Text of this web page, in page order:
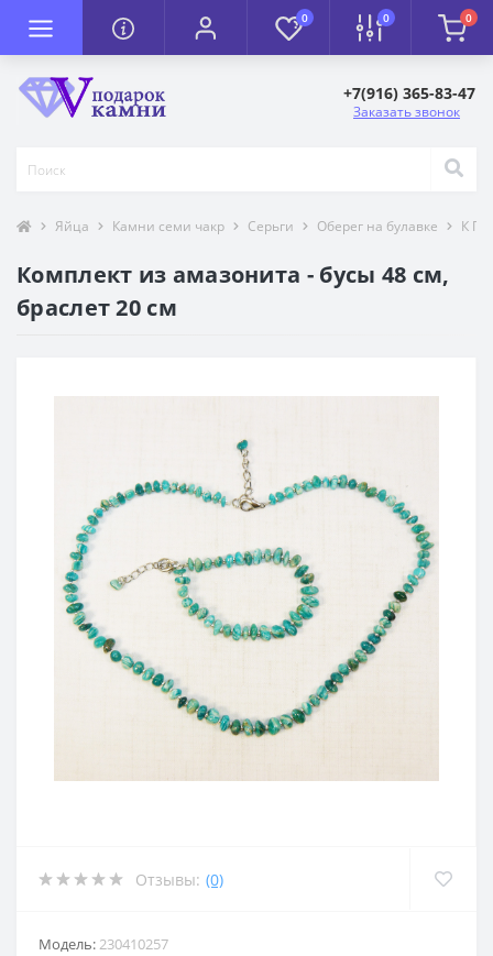
0 0 0
+7(916) 365-83-47
Заказать звонок
Яйца Камни семи чакр Серьги Оберег на булавке К
Комплект из амазонита - бусы 48 см,
браслет 20 см
Отзывы: (0)
Модель:230410257